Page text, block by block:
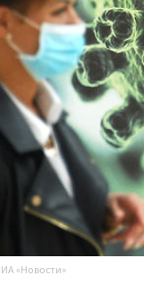
«Новости»